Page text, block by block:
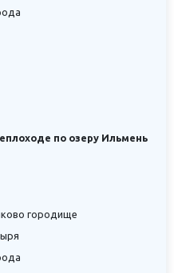
по озеру Ильмень
городище